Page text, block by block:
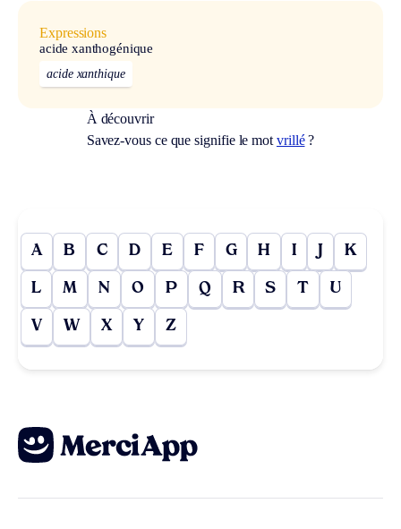
Expressions
acide xanthogénique
acide xanthique
À découvrir
Savez-vous ce que signifie le mot vrillé?
A B C D E F G H I J K
L M N O P Q R S T U
V W X Y Z